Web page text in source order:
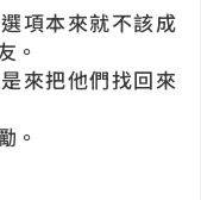
項本來就不該成
。
來把他們找回來
。